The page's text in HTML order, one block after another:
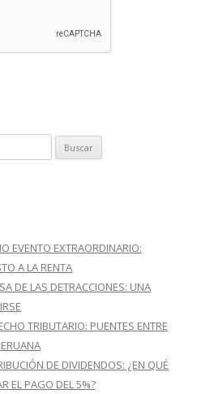
EVENTO EXTRAORDINARIO:
A LA RENTA
DE LAS DETRACCIONES: UNA
TRIBUTARIO: PUENTES ENTRE
DE DIVIDENDOS: ¿EN QUÉ
EL PAGO DEL 5%?